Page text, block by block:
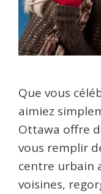
Que vous
aimiez
Ottawa offre
vous remplir
centre urbain
voisines,